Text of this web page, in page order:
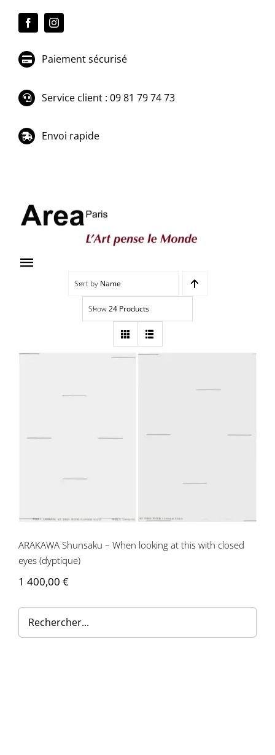
Paiement sécurisé
Service client : 09 81 79 74 73
Envoi rapide
Toggle
Navigation
Area revue)s(
À propos
Contactez-nous
Sort by Name
Show24 Products
ARAKAWA Shunsaku – When looking at
this with closed eyes (dyptique)
ARAKAWA Shunsaku – When looking at this with closed
eyes (dyptique)
1 400,00 €